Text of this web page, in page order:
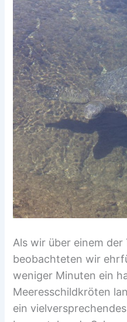
Als wir über einem der
beobachteten wir
weniger Minuten ein
Meeresschildkröten
ein